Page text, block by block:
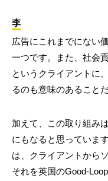
李
広告にこれまでにない
一つです。また、社会
というクライアントに
るのも意味のあること
加えて、この取り組み
にもなると思っていま
は、クライアントから
それを英国のGood-